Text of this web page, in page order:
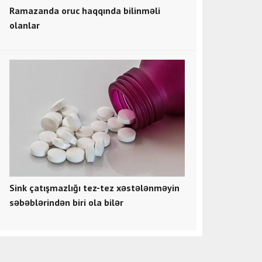
Ramazanda oruc haqqında bilinməli
olanlar
Sink çatışmazlığı tez-tez xəstələnməyin
səbəblərindən biri ola bilər